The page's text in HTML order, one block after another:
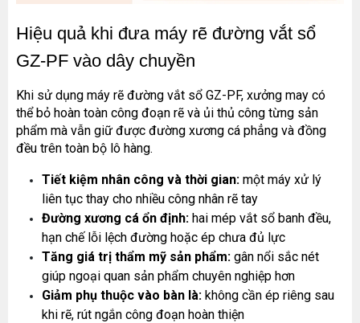
Hiệu quả khi đưa máy rẽ đường vắt sổ
GZ-PF vào dây chuyền
Khi sử dụng máy rẽ đường vắt sổ GZ-PF, xưởng may có
thể bỏ hoàn toàn công đoạn rẽ và ủi thủ công từng sản
phẩm mà vẫn giữ được đường xương cá phẳng và đồng
đều trên toàn bộ lô hàng.
Tiết kiệm nhân công và thời gian: một máy xử lý
liên tục thay cho nhiều công nhân rẽ tay
Đường xương cá ổn định: hai mép vắt sổ banh đều,
hạn chế lỗi lệch đường hoặc ép chưa đủ lực
Tăng giá trị thẩm mỹ sản phẩm: gân nổi sắc nét
giúp ngoại quan sản phẩm chuyên nghiệp hơn
Giảm phụ thuộc vào bàn là: không cần ép riêng sau
khi rẽ, rút ngắn công đoạn hoàn thiện